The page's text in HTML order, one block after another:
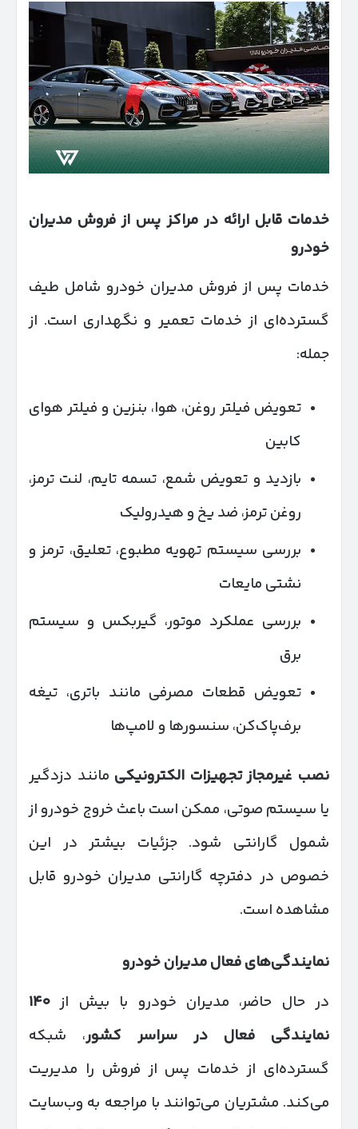
خدمات قابل ارائه در مراکز پس از فروش مدیران
خودرو
خدمات پس از فروش مدیران خودرو شامل طیف
گسترده‌ای از خدمات تعمیر و نگهداری است. از
جمله:
تعویض فیلتر روغن، هوا، بنزین و فیلتر هوای
کابین
بازدید و تعویض شمع، تسمه تایم، لنت ترمز،
روغن ترمز، ضد یخ و هیدرولیک
بررسی سیستم تهویه مطبوع، تعلیق، ترمز و
نشتی مایعات
بررسی عملکرد موتور، گیربکس و سیستم
برق
تعویض قطعات مصرفی مانند باتری، تیغه
برف‌پاک‌کن، سنسورها و لامپ‌ها
نصب غیرمجاز تجهیزات الکترونیکی مانند دزدگیر
یا سیستم صوتی، ممکن است باعث خروج خودرو از
شمول گارانتی شود. جزئیات بیشتر در این
خصوص در دفترچه گارانتی مدیران خودرو قابل
مشاهده است.
نمایندگی‌های فعال مدیران خودرو
در حال حاضر، مدیران خودرو با بیش از ۱۴۰
نمایندگی فعال در سراسر کشور، شبکه
گسترده‌ای از خدمات پس از فروش را مدیریت
می‌کند. مشتریان می‌توانند با مراجعه به وب‌سایت